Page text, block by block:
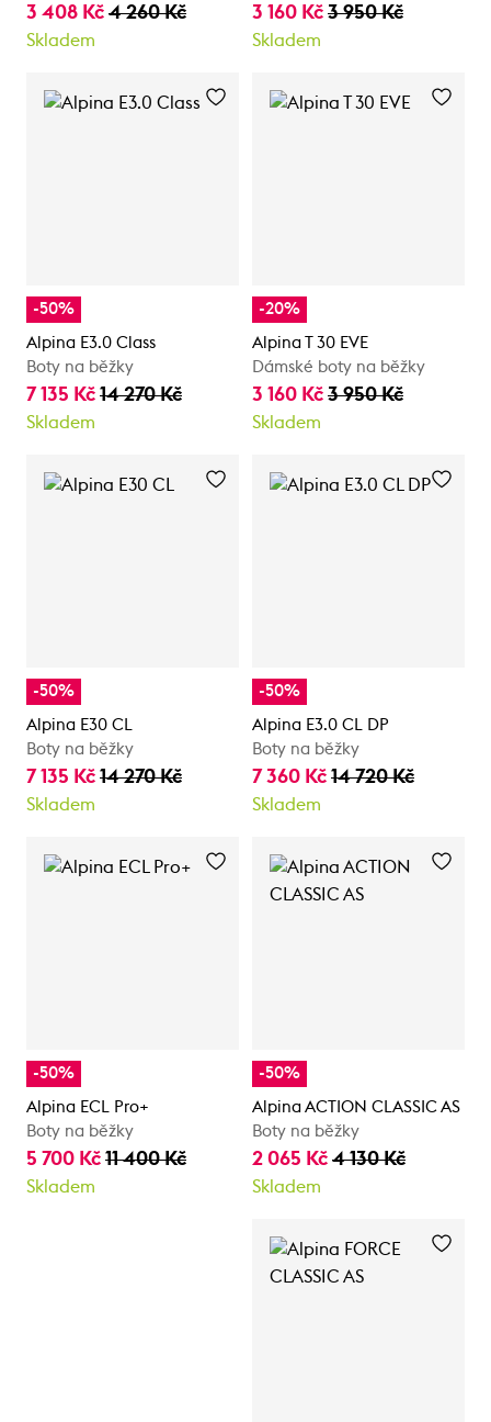
3 408 Kč 4 260 Kč
Skladem
3 160 Kč 3 950 Kč
Skladem
-50%
Alpina E3.0 Class
Boty na běžky
7 135 Kč 14 270 Kč
Skladem
-20%
Alpina T 30 EVE
Dámské boty na běžky
3 160 Kč 3 950 Kč
Skladem
-50%
Alpina E30 CL
Boty na běžky
7 135 Kč 14 270 Kč
Skladem
-50%
Alpina E3.0 CL DP
Boty na běžky
7 360 Kč 14 720 Kč
Skladem
-50%
Alpina ECL Pro+
Boty na běžky
5 700 Kč 11 400 Kč
Skladem
-50%
Alpina ACTION CLASSIC AS
Boty na běžky
2 065 Kč 4 130 Kč
Skladem